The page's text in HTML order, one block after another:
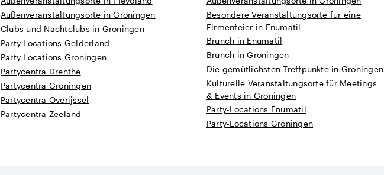
Außenveranstaltungsorte in Groningen
Clubs und Nachtclubs in Groningen
Party Locations Gelderland
Party Locations Groningen
Partycentra Drenthe
Partycentra Groningen
Partycentra Overijssel
Partycentra Zeeland
Besondere Veranstaltungsorte für eine
Firmenfeier in Enumatil
Brunch in Enumatil
Brunch in Groningen
Die gemütlichsten Treffpunkte in Groningen
Kulturelle Veranstaltungsorte für Meetings
& Events in Groningen
Party-Locations Enumatil
Party-Locations Groningen